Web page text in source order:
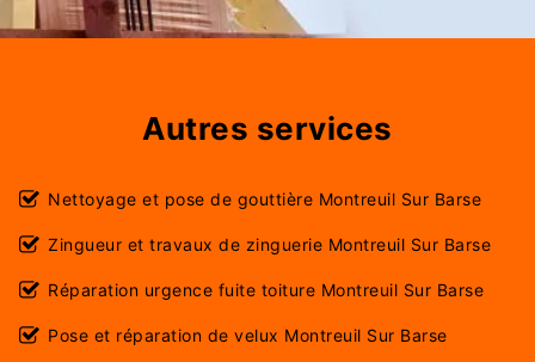
Autres services
Nettoyage et pose de gouttière Montreuil Sur Barse
Zingueur et travaux de zinguerie Montreuil Sur Barse
Réparation urgence fuite toiture Montreuil Sur Barse
Pose et réparation de velux Montreuil Sur Barse